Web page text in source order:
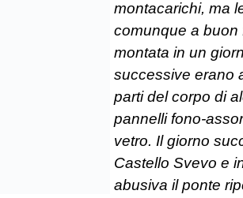
montacarichi, ma
comunque a buon
montata in un
successive erano
parti del corpo di
pannelli fono-
vetro. Il giorno
Castello Svevo e
abusiva il ponte